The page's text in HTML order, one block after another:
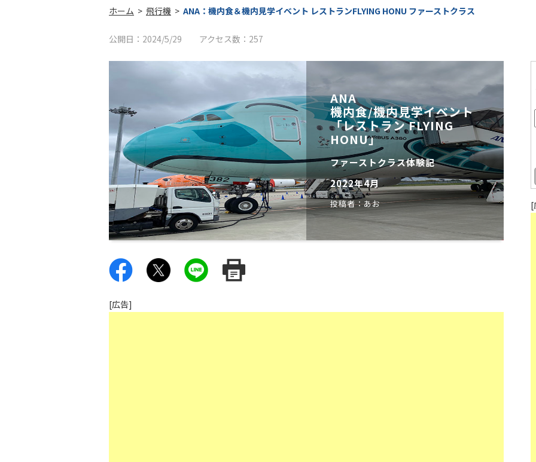
ホーム > 飛行機 > ANA：機内食＆機内見学イベント レストランFLYING HONU ファーストクラス
公開日： 2024/5/29 アクセス数： 257
ANA
機内食/機内見学イベント
「レストラン FLYING
HONU」
ファーストクラス体験記
2022年4月
投稿者：あお
[広告]
[